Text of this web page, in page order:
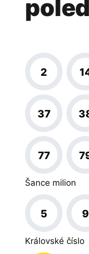
2
37
77
Šance milion
5 9
Královské číslo